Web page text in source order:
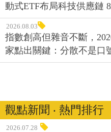
動式ETF布局科技供應鏈
2026.08.03
指數創高但雜音不斷，
家點出關鍵：分散不是口
觀點新聞 ‧ 熱門排行
2026.07.28